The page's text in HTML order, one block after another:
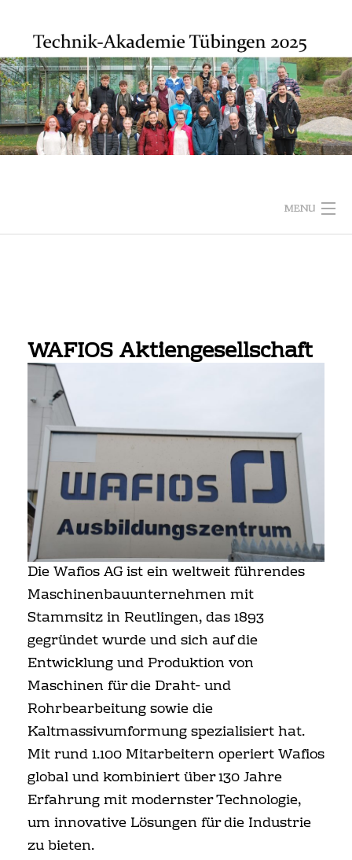
MENU
FREIZEIT
DATENSCHUTZERKLÄRUNG
IMPRESSUM
WAFIOS Aktiengesellschaft
Die Wafios AG ist ein weltweit führendes
Maschinenbauunternehmen mit
Stammsitz in Reutlingen, das 1893
gegründet wurde und sich auf die
Entwicklung und Produktion von
Maschinen für die Draht- und
Rohrbearbeitung sowie die
Kaltmassivumformung spezialisiert hat.
Mit rund 1.100 Mitarbeitern operiert Wafios
global und kombiniert über 130 Jahre
Erfahrung mit modernster Technologie,
um innovative Lösungen für die Industrie
zu bieten.